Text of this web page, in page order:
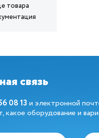
товара
связь
08 13 и электронной
оборудование и